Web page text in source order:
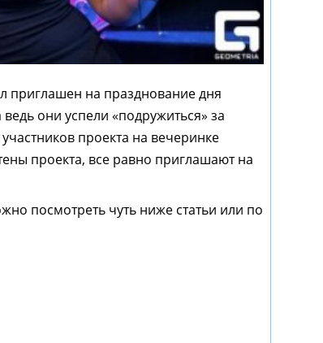
приглашен на празднование дня
они успели «подружиться» за
проекта на вечеринке
проекта, все равно приглашают на
посмотреть чуть ниже статьи или по